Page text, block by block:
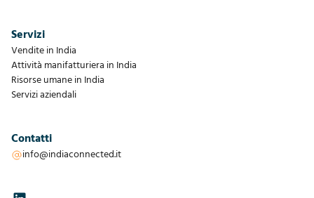
Servizi
Vendite in India
Attività manifatturiera in India
Risorse umane in India
Servizi aziendali
Contatti
info@indiaconnected.it